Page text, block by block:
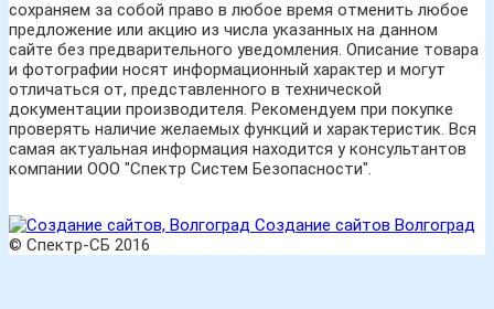
сохраняем за собой право в любое время отменить любое
предложение или акцию из числа указанных на данном
сайте без предварительного уведомления. Описание товара
и фотографии носят информационный характер и могут
отличаться от, представленного в технической
документации производителя. Рекомендуем при покупке
проверять наличие желаемых функций и характеристик. Вся
самая актуальная информация находится у консультантов
компании ООО "Спектр Систем Безопасности".
Создание сайтов Волгоград
© Спектр-СБ 2016